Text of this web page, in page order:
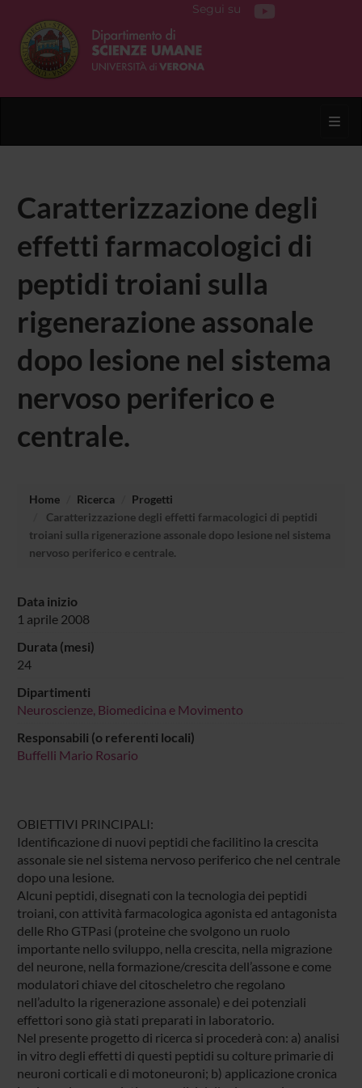
Segui su
Caratterizzazione degli
effetti farmacologici di
peptidi troiani sulla
rigenerazione assonale
dopo lesione nel sistema
nervoso periferico e
centrale.
Home Ricerca
Progetti
Caratterizzazione degli effetti farmacologici di peptidi
troiani sulla rigenerazione assonale dopo lesione nel sistema
nervoso periferico e centrale.
Data inizio
1 aprile 2008
Durata (mesi)
24
Dipartimenti
Neuroscienze, Biomedicina e Movimento
Responsabili (o referenti locali)
Buffelli Mario Rosario
OBIETTIVI PRINCIPALI:
Identificazione di nuovi peptidi che facilitino la crescita
assonale sie nel sistema nervoso periferico che nel centrale
dopo una lesione.
Alcuni peptidi, disegnati con la tecnologia dei peptidi
troiani, con attività farmacologica agonista ed antagonista
delle Rho GTPasi (proteine che svolgono un ruolo
importante nello sviluppo, nella crescita, nella migrazione
del neurone, nella formazione/crescita dell’assone e come
modulatori chiave del citoscheletro che regolano
nell’adulto la rigenerazione assonale) e dei potenziali
effettori sono già stati preparati in laboratorio.
Nel presente progetto di ricerca si procederà con: a) analisi
in vitro degli effetti di questi peptidi su colture primarie di
neuroni corticali e di motoneuroni; b) applicazione cronica